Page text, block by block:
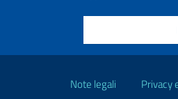
Note legali Privacy